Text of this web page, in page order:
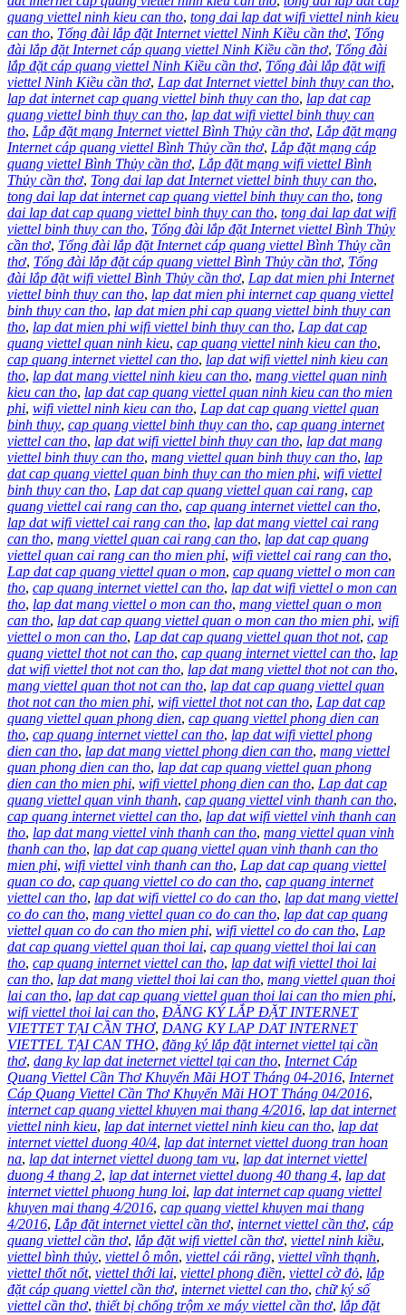
quang viettel ninh kieu can tho, tong dai lap dat wifi viettel ninh kieu
can tho, Tổng đài lắp đặt Internet viettel Ninh Kiều cần thơ, Tổng
đài lắp đặt Internet cáp quang viettel Ninh Kiều cần thơ, Tổng đài
lắp đặt cáp quang viettel Ninh Kiều cần thơ, Tổng đài lắp đặt wifi
viettel Ninh Kiều cần thơ, Lap dat Internet viettel binh thuy can tho,
lap dat internet cap quang viettel binh thuy can tho, lap dat cap
quang viettel binh thuy can tho, lap dat wifi viettel binh thuy can
tho, Lắp đặt mạng Internet viettel Bình Thủy cần thơ, Lắp đặt mạng
Internet cáp quang viettel Bình Thủy cần thơ, Lắp đặt mạng cáp
quang viettel Bình Thủy cần thơ, Lắp đặt mạng wifi viettel Bình
Thủy cần thơ, Tong dai lap dat Internet viettel binh thuy can tho,
tong dai lap dat internet cap quang viettel binh thuy can tho, tong
dai lap dat cap quang viettel binh thuy can tho, tong dai lap dat wifi
viettel binh thuy can tho, Tổng đài lắp đặt Internet viettel Bình Thủy
cần thơ, Tổng đài lắp đặt Internet cáp quang viettel Bình Thủy cần
thơ, Tổng đài lắp đặt cáp quang viettel Bình Thủy cần thơ, Tổng
đài lắp đặt wifi viettel Bình Thủy cần thơ, Lap dat mien phi Internet
viettel binh thuy can tho, lap dat mien phi internet cap quang viettel
binh thuy can tho, lap dat mien phi cap quang viettel binh thuy can
tho, lap dat mien phi wifi viettel binh thuy can tho, Lap dat cap
quang viettel quan ninh kieu, cap quang viettel ninh kieu can tho,
cap quang internet viettel can tho, lap dat wifi viettel ninh kieu can
tho, lap dat mang viettel ninh kieu can tho, mang viettel quan ninh
kieu can tho, lap dat cap quang viettel quan ninh kieu can tho mien
phi, wifi viettel ninh kieu can tho, Lap dat cap quang viettel quan
binh thuy, cap quang viettel binh thuy can tho, cap quang internet
viettel can tho, lap dat wifi viettel binh thuy can tho, lap dat mang
viettel binh thuy can tho, mang viettel quan binh thuy can tho, lap
dat cap quang viettel quan binh thuy can tho mien phi, wifi viettel
binh thuy can tho, Lap dat cap quang viettel quan cai rang, cap
quang viettel cai rang can tho, cap quang internet viettel can tho,
lap dat wifi viettel cai rang can tho, lap dat mang viettel cai rang
can tho, mang viettel quan cai rang can tho, lap dat cap quang
viettel quan cai rang can tho mien phi, wifi viettel cai rang can tho,
Lap dat cap quang viettel quan o mon, cap quang viettel o mon can
tho, cap quang internet viettel can tho, lap dat wifi viettel o mon can
tho, lap dat mang viettel o mon can tho, mang viettel quan o mon
can tho, lap dat cap quang viettel quan o mon can tho mien phi, wifi
viettel o mon can tho, Lap dat cap quang viettel quan thot not, cap
quang viettel thot not can tho, cap quang internet viettel can tho, lap
dat wifi viettel thot not can tho, lap dat mang viettel thot not can tho,
mang viettel quan thot not can tho, lap dat cap quang viettel quan
thot not can tho mien phi, wifi viettel thot not can tho, Lap dat cap
quang viettel quan phong dien, cap quang viettel phong dien can
tho, cap quang internet viettel can tho, lap dat wifi viettel phong
dien can tho, lap dat mang viettel phong dien can tho, mang viettel
quan phong dien can tho, lap dat cap quang viettel quan phong
dien can tho mien phi, wifi viettel phong dien can tho, Lap dat cap
quang viettel quan vinh thanh, cap quang viettel vinh thanh can tho,
cap quang internet viettel can tho, lap dat wifi viettel vinh thanh can
tho, lap dat mang viettel vinh thanh can tho, mang viettel quan vinh
thanh can tho, lap dat cap quang viettel quan vinh thanh can tho
mien phi, wifi viettel vinh thanh can tho, Lap dat cap quang viettel
quan co do, cap quang viettel co do can tho, cap quang internet
viettel can tho, lap dat wifi viettel co do can tho, lap dat mang viettel
co do can tho, mang viettel quan co do can tho, lap dat cap quang
viettel quan co do can tho mien phi, wifi viettel co do can tho, Lap
dat cap quang viettel quan thoi lai, cap quang viettel thoi lai can
tho, cap quang internet viettel can tho, lap dat wifi viettel thoi lai
can tho, lap dat mang viettel thoi lai can tho, mang viettel quan thoi
lai can tho, lap dat cap quang viettel quan thoi lai can tho mien phi,
wifi viettel thoi lai can tho, ĐĂNG KÝ LẮP ĐẶT INTERNET
VIETTET TẠI CẦN THƠ, DANG KY LAP DAT INTERNET
VIETTEL TẠI CAN THO, đăng ký lắp đặt internet viettel tại cần
thơ, dang ky lap dat ineternet viettel tại can tho, Internet Cáp
Quang Viettel Cần Thơ Khuyến Mãi HOT Tháng 04-2016, Internet
Cáp Quang Viettel Cần Thơ Khuyến Mãi HOT Tháng 04/2016,
internet cap quang viettel khuyen mai thang 4/2016, lap dat internet
viettel ninh kieu, lap dat internet viettel ninh kieu can tho, lap dat
internet viettel duong 40/4, lap dat internet viettel duong tran hoan
na, lap dat internet viettel duong tam vu, lap dat internet viettel
duong 4 thang 2, lap dat internet viettel duong 40 thang 4, lap dat
internet viettel phuong hung loi, lap dat internet cap quang viettel
khuyen mai thang 4/2016, cap quang viettel khuyen mai thang
4/2016, Lắp đặt internet viettel cần thơ, internet viettel cần thơ, cáp
quang viettel cần thơ, lắp đặt wifi viettel cần thơ, viettel ninh kiều,
viettel bình thủy, viettel ô môn, viettel cái răng, viettel vĩnh thạnh,
viettel thốt nốt, viettel thới lai, viettel phong điền, viettel cờ đỏ, lắp
đặt cáp quang viettel cần thơ, internet viettel can tho, chữ ký số
viettel cần thơ, thiết bị chống trộm xe máy viettel cần thơ, lắp đặt